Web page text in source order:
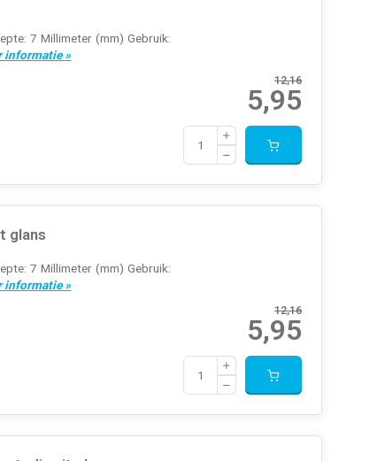
7 Millimeter (mm) Gebruik:
informatie »
12,16
5,95
glans
7 Millimeter (mm) Gebruik:
informatie »
12,16
5,95